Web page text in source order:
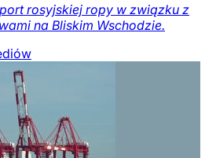
rosyjskiej ropy w związku z
na Bliskim Wschodzie.